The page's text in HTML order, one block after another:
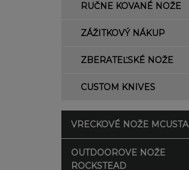
RUČNE KOVANÉ NOŽE
ZÁŽITKOVÝ NÁKUP
ZBERATEĽSKÉ NOŽE
CUSTOM KNIVES
VRECKOVÉ NOŽE MCUSTA
OUTDOOROVE NOŽE
ROCKSTEAD